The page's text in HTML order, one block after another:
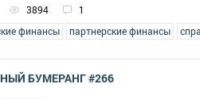
3894 1
финансы партнерские финансы
БУМЕРАНГ #266